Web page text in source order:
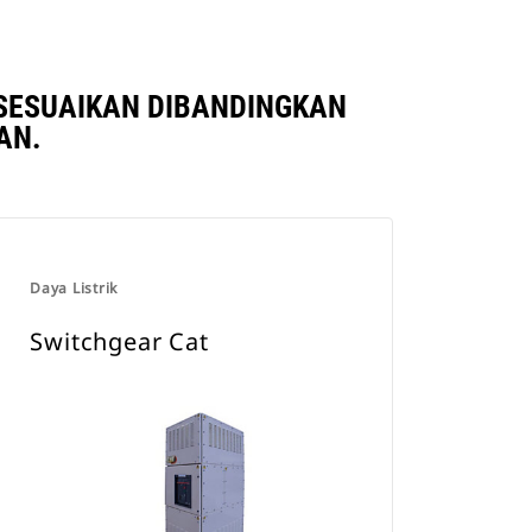
DIBANDINGKAN
Daya Listrik
Switchgear Cat